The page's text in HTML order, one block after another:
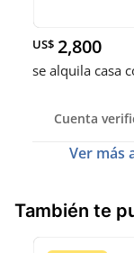
US$ 2,800
se alquila casa
Cuenta
Ver más
También te